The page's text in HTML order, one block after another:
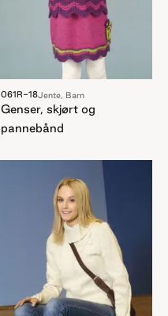
061R-18Jente, Barn
Genser, skjørt og
pannebånd